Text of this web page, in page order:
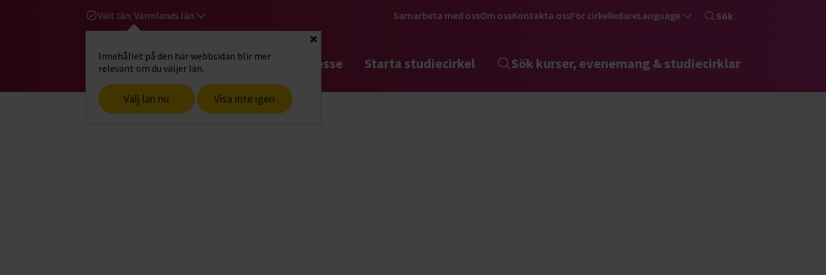
Valt län: Värmlands län
Innehållet på den här webbsidan blir mer
relevant om du väljer län.
Välj län nu Visa inte igen
Stäng
Samarbeta med ossOm ossKontakta ossFör cirkelledareLanguage Sök
Gå till studiefrämjandets startsidaHitta intresse Starta studiecirkel Sök kurser, evenemang & studiecirklar